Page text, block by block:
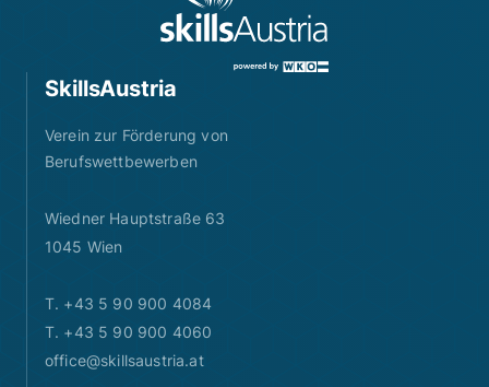
SkillsAustria
Verein zur Förderung von
Berufswettbewerben
Wiedner Hauptstraße 63
1045 Wien
T. +43 5 90 900 4084
T. +43 5 90 900 4060
office@skillsaustria.at